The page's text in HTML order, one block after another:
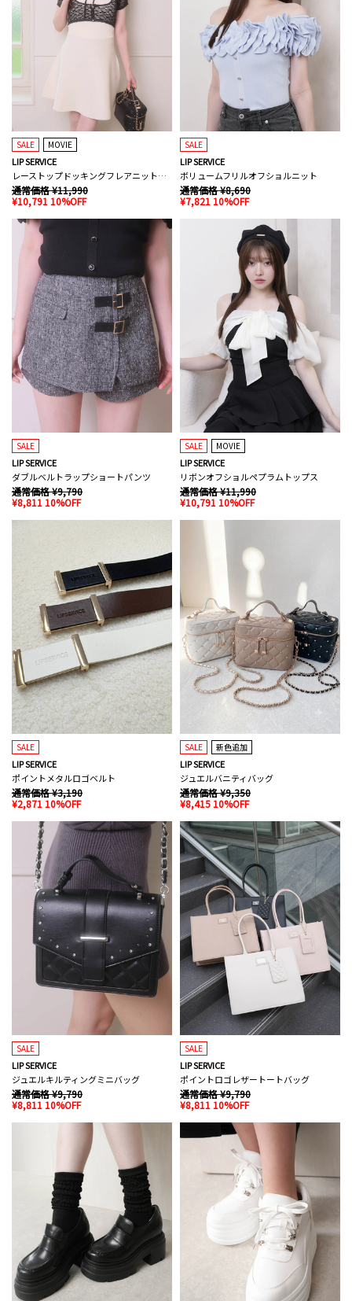
SALE MOVIE
LIP SERVICE
レーストップドッキングフレアニットワンピース
通常価格 ¥11,990
¥10,791 10%OFF
SALE
LIP SERVICE
ボリュームフリルオフショルニット
通常価格 ¥8,690
¥7,821 10%OFF
SALE
LIP SERVICE
ダブルベルトラップショートパンツ
通常価格 ¥9,790
¥8,811 10%OFF
SALE MOVIE
LIP SERVICE
リボンオフショルペプラムトップス
通常価格 ¥11,990
¥10,791 10%OFF
SALE
LIP SERVICE
ポイントメタルロゴベルト
通常価格 ¥3,190
¥2,871 10%OFF
SALE 新色追加
LIP SERVICE
ジュエルバニティバッグ
通常価格 ¥9,350
¥8,415 10%OFF
SALE
LIP SERVICE
ジュエルキルティングミニバッグ
通常価格 ¥9,790
¥8,811 10%OFF
SALE
LIP SERVICE
ポイントロゴレザートートバッグ
通常価格 ¥9,790
¥8,811 10%OFF